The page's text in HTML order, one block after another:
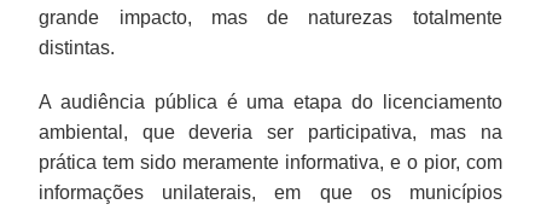
grande impacto, mas de naturezas totalmente
distintas.
A audiência pública é uma etapa do licenciamento
ambiental, que deveria ser participativa, mas na
prática tem sido meramente informativa, e o pior, com
informações unilaterais, em que os municípios